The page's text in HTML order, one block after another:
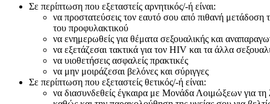
Σε περίπτωση που εξεταστείς αρνητικός/-ή είναι:
να προστατεύσεις τον εαυτό σου από πιθανή
του προφυλακτικού
να ενημερωθείς για θέματα σεξουαλικής και
να εξετάζεσαι τακτικά για τον HIV και τα άλλα
να υιοθετήσεις ασφαλείς πρακτικές
να μην μοιράζεσαι βελόνες και σύριγγες
Σε περίπτωση που εξεταστείς θετικός/-ή είναι:
να διασυνδεθείς έγκαιρα με Μονάδα Λοιμώξεων για τη